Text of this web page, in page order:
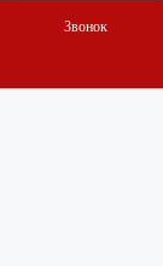
Звоноккрепеж